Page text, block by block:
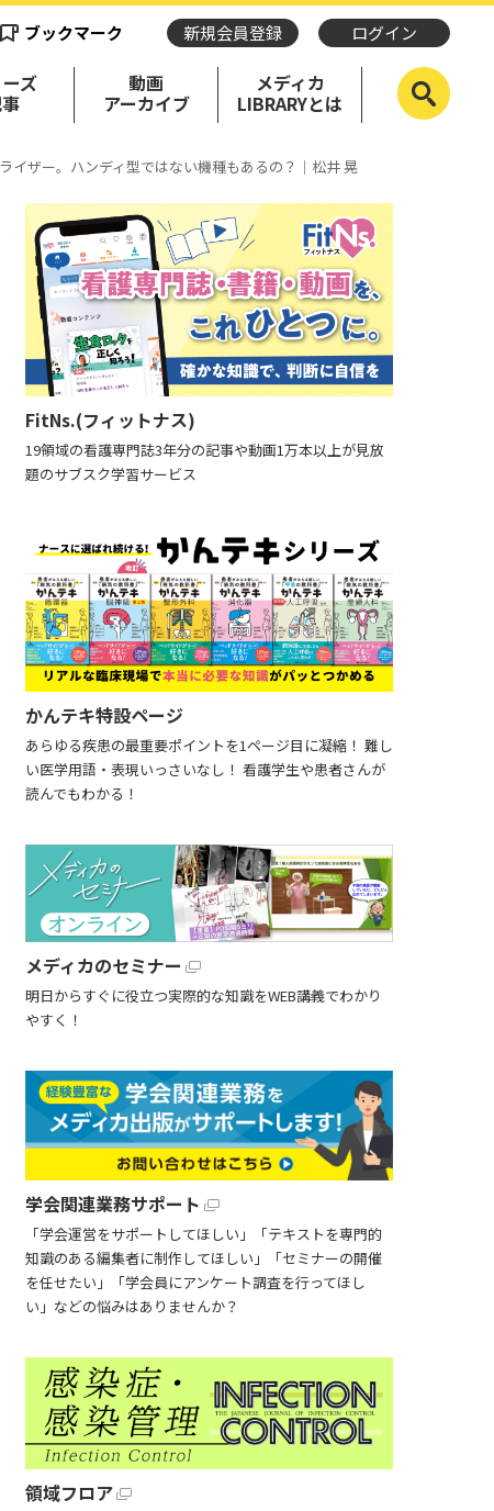
ブックマーク 新規会員登録 ログイン
ズ 動画
アーカイブ
メディカ
LIBRARYとは
ザー。ハンディ型ではない機種もあるの？｜松井 晃
FitNs.(フィットナス)
19領域の看護専門誌3年分の記事や動画1万本以上が見放
題のサブスク学習サービス
かんテキ特設ページ
あらゆる疾患の最重要ポイントを1ページ目に凝縮！ 難し
い医学用語・表現いっさいなし！ 看護学生や患者さんが
読んでもわかる！
メディカのセミナー
明日からすぐに役立つ実際的な知識をWEB講義でわかり
やすく！
学会関連業務サポート
「学会運営をサポートしてほしい」「テキストを専門的
知識のある編集者に制作してほしい」「セミナーの開催
を任せたい」「学会員にアンケート調査を行ってほし
い」などの悩みはありませんか？
領域フロア